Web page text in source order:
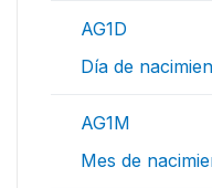
AG1D
Día de
AG1M
Mes de